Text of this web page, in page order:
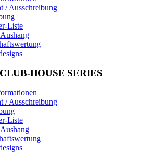
/ Ausschreibung
Liste
HOUSE SERIES
/ Ausschreibung
Liste